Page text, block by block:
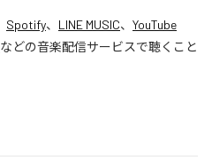
Spotify、 LINE MUSIC、 YouTube
などの音楽配信サービスで聴くこと